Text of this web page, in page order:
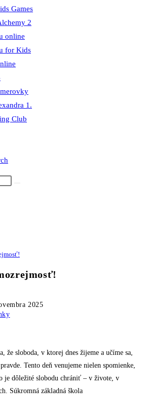
Games
2
online
for Kids
1.
Club
2025
že sloboda, v ktorej dnes žijeme a učíme sa,
Tento deň venujeme nielen spomienke,
je dôležité slobodu chrániť – v živote, v
Súkromná základná škola